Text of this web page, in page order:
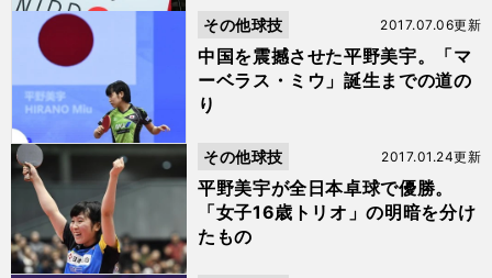
バ
中国を震撼させた平野美宇。「マ
ーベラス・ミウ」誕生までの道の
り
2017.07.06更新
その他球技
平野美宇が全日本卓球で優勝。
「女子16歳トリオ」の明暗を分け
たもの
2017.01.24更新
その他球技